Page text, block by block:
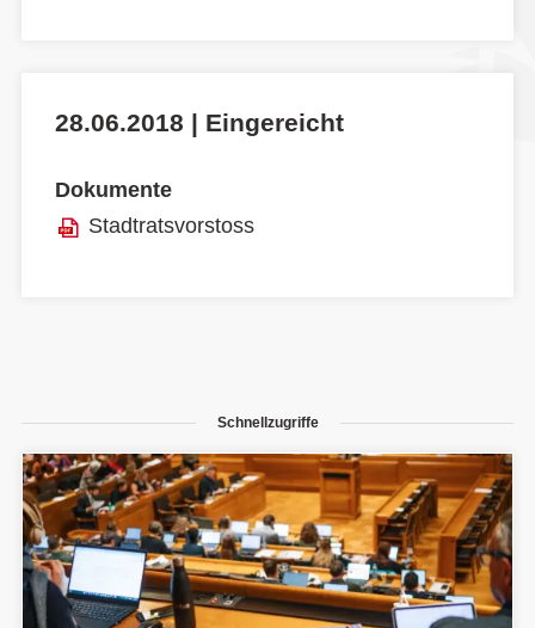
28.06.2018 | Eingereicht
Dokumente
Stadtratsvorstoss
Schnellzugriffe